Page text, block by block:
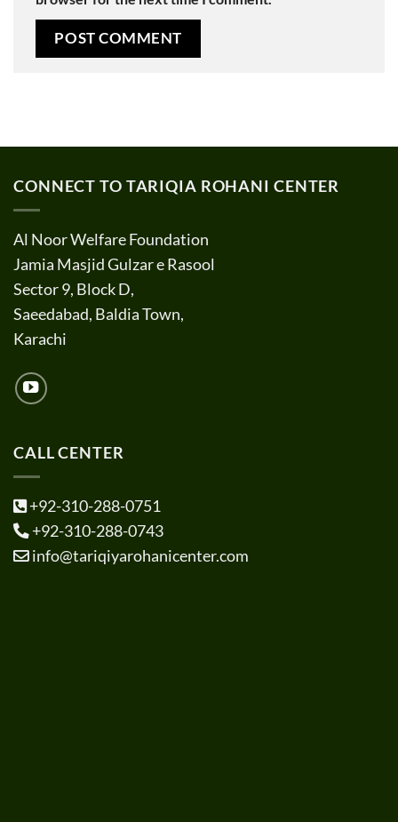
CONNECT TO TARIQIA ROHANI CENTER
Al Noor Welfare Foundation
Jamia Masjid Gulzar e Rasool
Sector 9, Block D,
Saeedabad, Baldia Town,
Karachi
CALL CENTER
+92-310-288-0751
+92-310-288-0743
info@tariqiyarohanicenter.com